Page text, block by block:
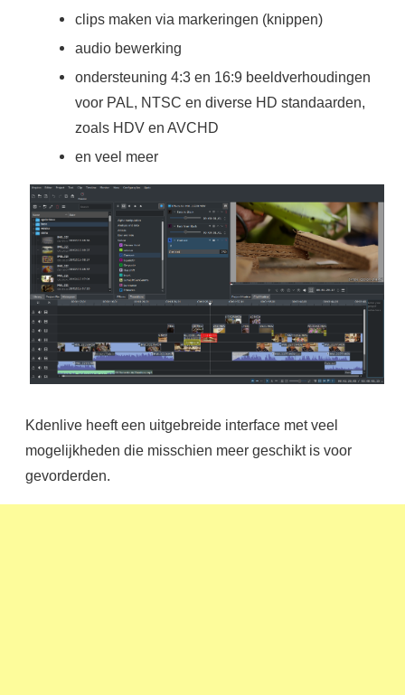
clips maken via markeringen (knippen)
audio bewerking
ondersteuning 4:3 en 16:9 beeldverhoudingen
voor PAL, NTSC en diverse HD standaarden,
zoals HDV en AVCHD
en veel meer
Kdenlive heeft een uitgebreide interface met veel
mogelijkheden die misschien meer geschikt is voor
gevorderden.